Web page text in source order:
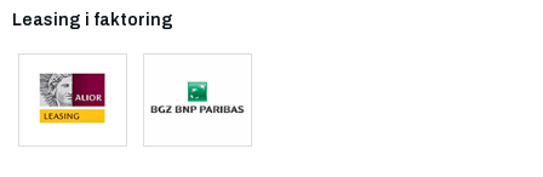
Leasing i faktoring